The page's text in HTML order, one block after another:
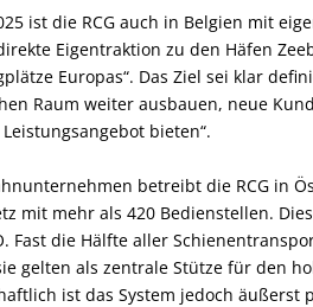
ist die RCG auch in Belgien mit
Eigentraktion zu den Häfen
Europas“. Das Ziel sei klar
Raum weiter ausbauen, neue
bieten“.
betreibt die RCG in
mit mehr als 420 Bedienstellen.
Fast die Hälfte aller
gelten als zentrale Stütze für den
ist das System jedoch äußerst